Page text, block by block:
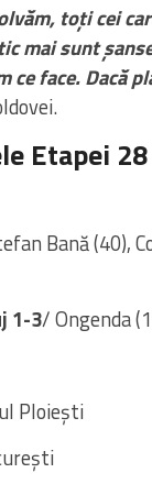
toți cei
mai sunt
face. Dacă
Etapei
Bană (40),
1-3/ Ongenda
Ploiești